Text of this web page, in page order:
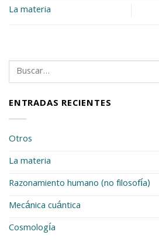
La materia
ENTRADAS RECIENTES
Otros
La materia
Razonamiento humano (no filosofía)
Mecánica cuántica
Cosmología